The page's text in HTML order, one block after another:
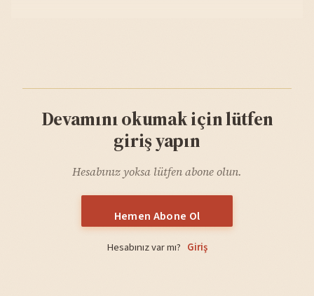
Devamını okumak için lütfen
giriş yapın
Hesabınız yoksa lütfen abone olun.
Hemen Abone Ol
Hesabınız var mı? Giriş